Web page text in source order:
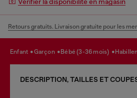
Retours gratuits. Livraison gratuite pour les
enfant garçon bébé (3-36 mois)
DESCRIPTION, TAILLES ET